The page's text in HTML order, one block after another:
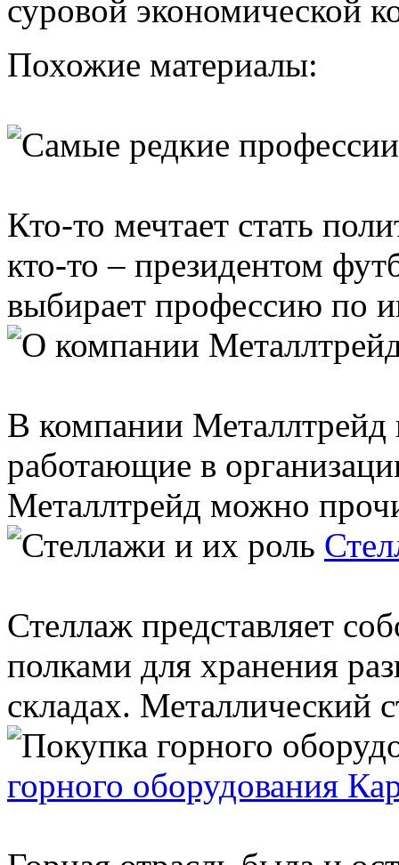
суровой экономической
Похожие материалы:
Кто-то мечтает стать
кто-то – президентом
выбирает профессию по
В компании Металлтрейд
работающие в
Металлтрейд можно
Стеллаж представляет
полками для хранения
складах. Металлический
горного оборудования